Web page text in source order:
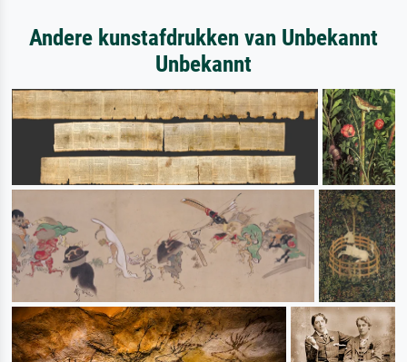
Andere kunstafdrukken van Unbekannt
Unbekannt